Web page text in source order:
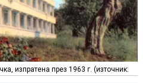
изпратена през 1963 г. (източник: